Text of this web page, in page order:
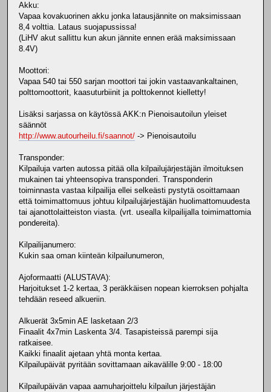
Akku:
Vapaa kovakuorinen akku jonka latausjännite on maksimissaan
8,4 volttia. Lataus suojapussissa!
(LiHV akut sallittu kun akun jännite ennen erää maksimissaan
8.4V)
Moottori:
Vapaa 540 tai 550 sarjan moottori tai jokin vastaavankaltainen,
polttomoottorit, kaasuturbiinit ja polttokennot kielletty!
Lisäksi sarjassa on käytössä AKK:n Pienoisautoilun yleiset
säännöt
http://www.autourheilu.fi/saannot/ -> Pienoisautoilu
Transponder:
Kilpailuja varten autossa pitää olla kilpailujärjestäjän ilmoituksen
mukainen tai yhteensopiva transponderi. Transponderin
toiminnasta vastaa kilpailija ellei selkeästi pystytä osoittamaan
että toimimattomuus johtuu kilpailujärjestäjän huolimattomuudesta
tai ajanottolaitteiston viasta. (vrt. usealla kilpailijalla toimimattomia
pondereita).
Kilpailijanumero:
Kukin saa oman kiinteän kilpailunumeron,
Ajoformaatti (ALUSTAVA):
Harjoitukset 1-2 kertaa, 3 peräkkäisen nopean kierroksen pohjalta
tehdään reseed alkueriin.
Alkuerät 3x5min AE lasketaan 2/3
Finaalit 4x7min Laskenta 3/4. Tasapisteissä parempi sija
ratkaisee.
Kaikki finaalit ajetaan yhtä monta kertaa.
Kilpailupäivät pyritään sovittamaan aikavälille 9:00 - 18:00
Kilpailupäivän vapaa aamuharjoittelu kilpailun järjestäjän